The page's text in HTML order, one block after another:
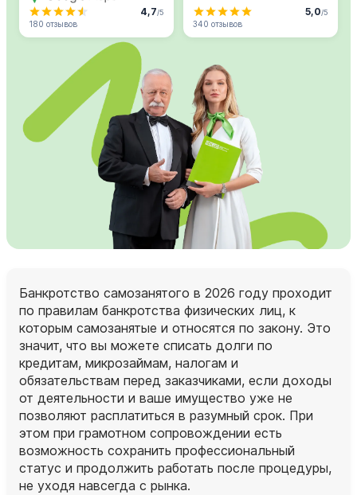
4,7/5
180 отзывов
5,0/5
340 отзывов
Банкротство самозанятого в 2026 году проходит
по правилам банкротства физических лиц, к
которым самозанятые и относятся по закону. Это
значит, что вы можете списать долги по
кредитам, микрозаймам, налогам и
обязательствам перед заказчиками, если доходы
от деятельности и ваше имущество уже не
позволяют расплатиться в разумный срок. При
этом при грамотном сопровождении есть
возможность сохранить профессиональный
статус и продолжить работать после процедуры,
не уходя навсегда с рынка.